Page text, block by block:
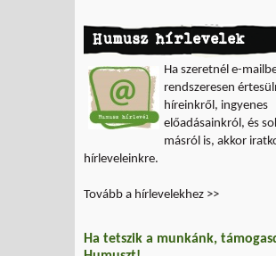
Humusz hírlevelek
Ha szeretnél e-
rendszeresen
híreinkről, ingyenes
előadásainkról, és
másról is, akkor
hírleveleinkre.
Tovább a hírlevelekhez >>
Ha tetszik a munkánk,